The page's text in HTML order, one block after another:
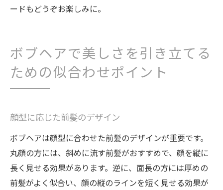
ードもどうぞお楽しみに。
ボブヘアで美しさを引き立てる
ための似合わせポイント
顔型に応じた前髪のデザイン
ボブヘアは顔型に合わせた前髪のデザインが重要です。
丸顔の方には、斜めに流す前髪がおすすめで、顔を縦に
長く見せる効果があります。逆に、面長の方には厚めの
前髪がよく似合い、顔の縦のラインを短く見せる効果が